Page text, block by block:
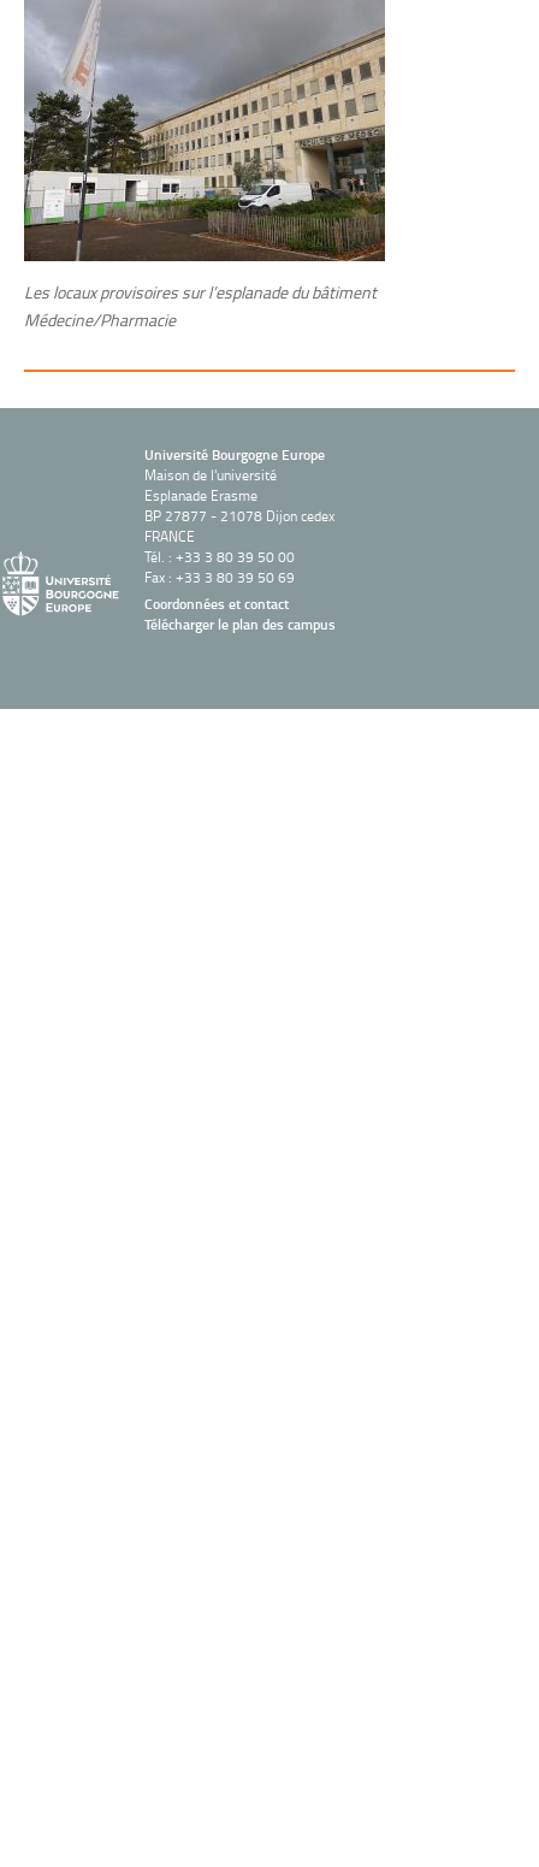
Les locaux provisoires sur l’esplanade du bâtiment
Médecine/Pharmacie
Université Bourgogne Europe
Maison de l'université
Esplanade Erasme
BP 27877 - 21078 Dijon cedex
FRANCE
Tél. : +33 3 80 39 50 00
Fax : +33 3 80 39 50 69
Coordonnées et contact
Télécharger le plan des campus